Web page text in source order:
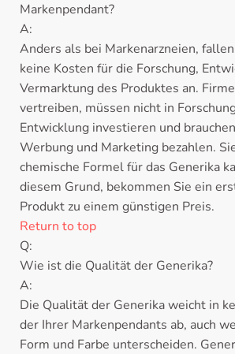
Markenpendant?
A:
Anders als bei Markenarzneien,
keine Kosten für die Forschung,
Vermarktung des Produktes an.
vertreiben, müssen nicht in
Entwicklung investieren und
Werbung und Marketing bezahlen.
chemische Formel für das Generika
diesem Grund, bekommen Sie ein
Produkt zu einem günstigen Preis.
Return to top
Q:
Wie ist die Qualität der Generika?
A:
Die Qualität der Generika weicht in
der Ihrer Markenpendants ab, auch
Form und Farbe unterscheiden.